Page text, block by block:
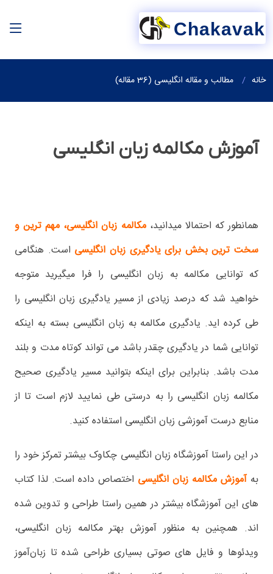
Chakavak
خانه مطالب و مقاله انگلیسی (36 مقاله)
آموزش مکالمه زبان انگلیسی
همانطور که احتمالا میدانید،مکالمه زبان انگلیسی، مهم ترین و
سخت ترین بخش برای یادگیری زبان انگلیسی است. هنگامی
که توانایی مکالمه به زبان انگلیسی را فرا میگیرید متوجه
خواهید شد که درصد زیادی از مسیر یادگیری زبان انگلیسی را
طی کرده اید. یادگیری مکالمه به زبان انگلیسی بسته به اینکه
توانایی شما در یادگیری چقدر باشد می تواند کوتاه مدت و بلند
مدت باشد. بنابراین برای اینکه بتوانید مسیر یادگیری صحیح
مکالمه زبان انگلیسی را به درستی طی نمایید لازم است تا از
منابع درست آموزشی زبان انگلیسی استفاده کنید.
در این راستا آموزشگاه زبان انگلیسی چکاوک بیشتر تمرکز خود را
بهآموزش مکالمه زبان انگلیسی اختصاص داده است. لذا کتاب
های این آموزشگاه بیشتر در همین راستا طراحی و تدوین شده
اند. همچنین به منظور آموزش بهتر مکالمه زبان انگلیسی،
ویدئوها و فایل های صوتی بسیاری طراحی شده تا زبان‌آموز